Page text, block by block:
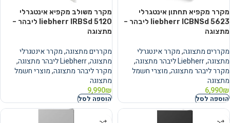
מקרר מקפיא תחתון אינטגרלי
liebherr ICBNSd 5623 ליבהר –
מתצוגה
מקררים מתצוגה,מקרר אינטגרלי
מתצוגה,Liebherr ליבהר מתצוגה
,
מקרר ליבהר מתצוגה,מוצרי חשמל
מתצוגה
6,990₪
הוספה לסל
מקרר משולב מקפיא אינטגרלי
liebherr IRBSd 5120 ליבהר –
מתצוגה
מקררים מתצוגה,מקרר אינטגרלי
מתצוגה,Liebherr ליבהר מתצוגה
,
מקרר ליבהר מתצוגה,מוצרי חשמל
מתצוגה
9,990₪
הוספה לסל